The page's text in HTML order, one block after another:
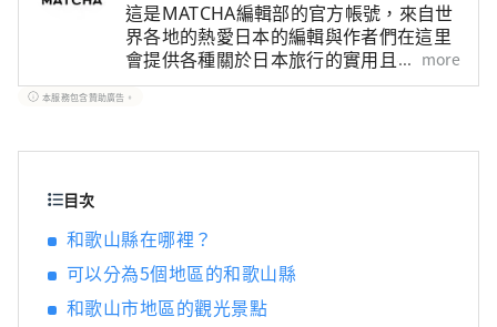
這是MATCHA編輯部的官方帳號，來自世
界各地的熱愛日本的編輯與作者們在這里
會提供各種關於日本旅行的實用且有趣的
資訊。關於文章內容，也是由MATCHA編
輯們實際進行調查、採訪，或是搜集了豐
章。
more
本服務包含贊助廣告。
目次
和歌山縣在哪裡？
可以分為5個地區的和歌山縣
和歌山市地區的觀光景點